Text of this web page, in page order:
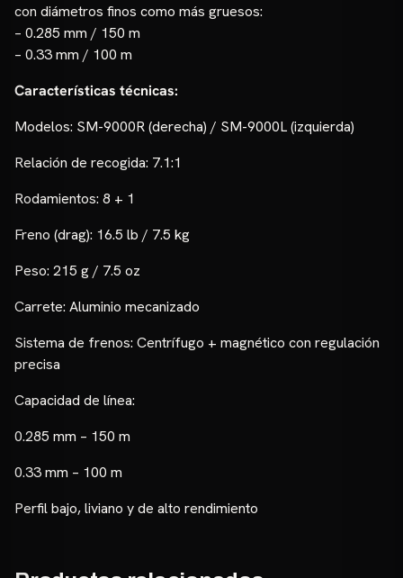
con diámetros finos como más gruesos:
– 0.285 mm / 150 m
– 0.33 mm / 100 m
Características técnicas:
Modelos: SM-9000R (derecha) / SM-9000L (izquierda)
Relación de recogida: 7.1:1
Rodamientos: 8 + 1
Freno (drag): 16.5 lb / 7.5 kg
Peso: 215 g / 7.5 oz
Carrete: Aluminio mecanizado
Sistema de frenos: Centrífugo + magnético con regulación
precisa
Capacidad de línea:
0.285 mm – 150 m
0.33 mm – 100 m
Perfil bajo, liviano y de alto rendimiento